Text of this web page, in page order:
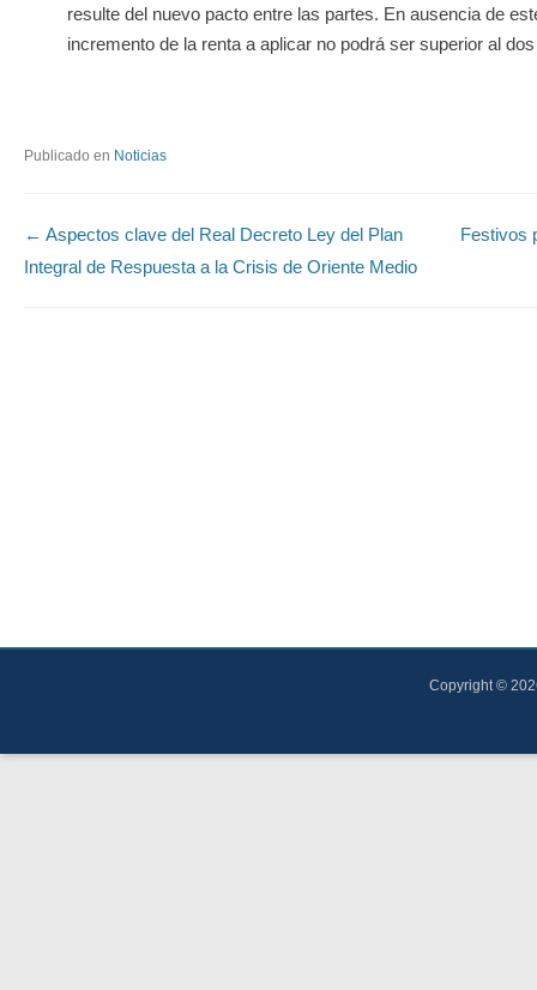
resulte del nuevo pacto entre las partes. En ausencia de
incremento de la renta a aplicar no podrá ser superior al
Publicado en Noticias
Navegación de entradas
← Aspectos clave del Real Decreto Ley del Plan
Integral de Respuesta a la Crisis de Oriente Medio
Festivos
Copyright ©